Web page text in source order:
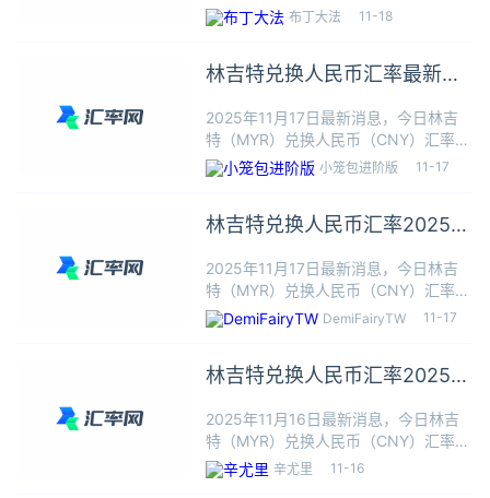
1林吉特≈1.7164人民币，根据今日汇率
1林吉特可以兑换1.7164人民币，本站
价为准
布丁大法 11-18
林吉特兑换人民币汇率最新
2025年11月17日最新消息，今日林吉
特（MYR）兑换人民币（CNY）汇率：
1林吉特≈1.7178人民币，根据今日汇率
1林吉特可以兑换1.7178人民币，本站
价为准
小笼包进阶版 11-17
林吉特兑换人民币汇率2025年
2025年11月17日最新消息，今日林吉
特（MYR）兑换人民币（CNY）汇率：
1林吉特≈1.7178人民币，根据今日汇率
1林吉特可以兑换1.7178人民币，本站
价为准
DemiFairyTW 11-17
林吉特兑换人民币汇率2025年
2025年11月16日最新消息，今日林吉
特（MYR）兑换人民币（CNY）汇率：
1林吉特≈1.7178人民币，根据今日汇率
1林吉特可以兑换1.7178人民币，本站
辛尤里 11-16